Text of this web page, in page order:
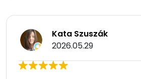
Kata Szuszák
2026.05.29